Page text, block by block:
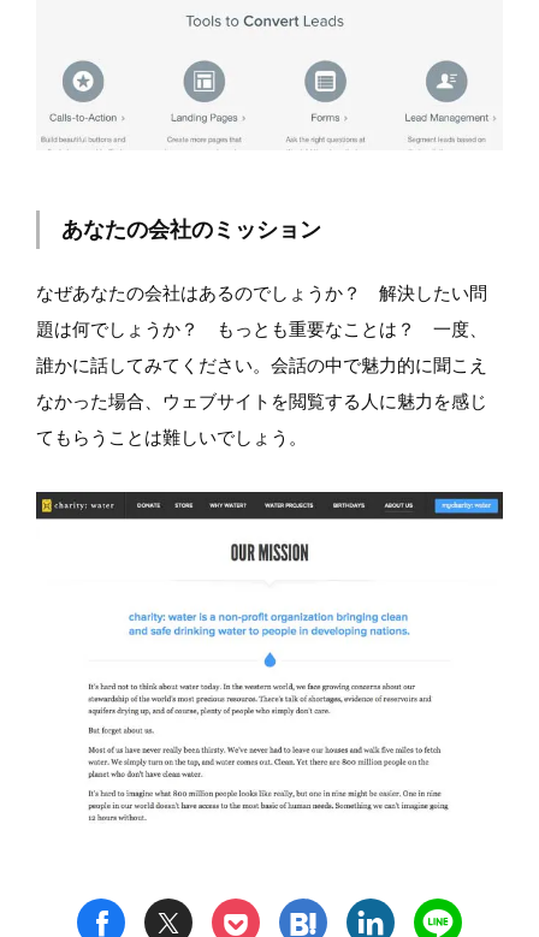
あなたの会社のミッション
なぜあなたの会社はあるのでしょうか？ 解決したい問
題は何でしょうか？ もっとも重要なことは？ 一度、
誰かに話してみてください。会話の中で魅力的に聞こえ
なかった場合、ウェブサイトを閲覧する人に魅力を感じ
てもらうことは難しいでしょう。
f t p h l n